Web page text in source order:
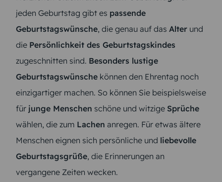
jeden Geburtstag gibt es passende
Geburtstagswünsche, die genau auf das Alter und
die Persönlichkeit des Geburtstagskindes
zugeschnitten sind. Besonders lustige
Geburtstagswünsche können den Ehrentag noch
einzigartiger machen. So können Sie beispielsweise
für junge Menschen schöne und witzige Sprüche
wählen, die zum Lachen anregen. Für etwas ältere
Menschen eignen sich persönliche und liebevolle
Geburtstagsgrüße, die Erinnerungen an
vergangene Zeiten wecken.